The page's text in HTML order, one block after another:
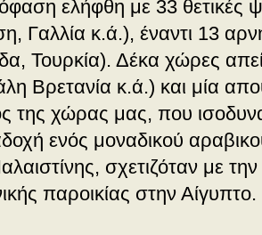
ελήφθη με 33 θετικές
Γαλλία κ.ά.), έναντι 13
Τουρκία). Δέκα χώρες
Βρετανία κ.ά.) και μία
της χώρας μας, που
ενός μοναδικού
σχετιζόταν με
παροικίας στην Αίγυπτο.